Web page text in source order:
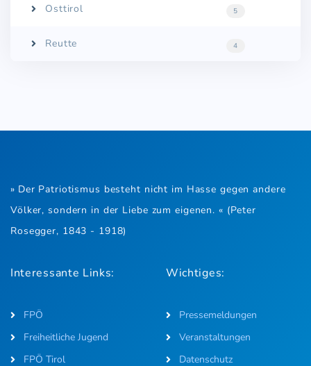
Osttirol 5
Reutte 4
» Der Patriotismus besteht nicht im Hasse gegen andere
Völker, sondern in der Liebe zum eigenen. « (Peter
Rosegger, 1843 - 1918)
Interessante Links:
FPÖ
Freiheitliche Jugend
FPÖ Tirol
Wichtiges:
Pressemeldungen
Veranstaltungen
Datenschutz